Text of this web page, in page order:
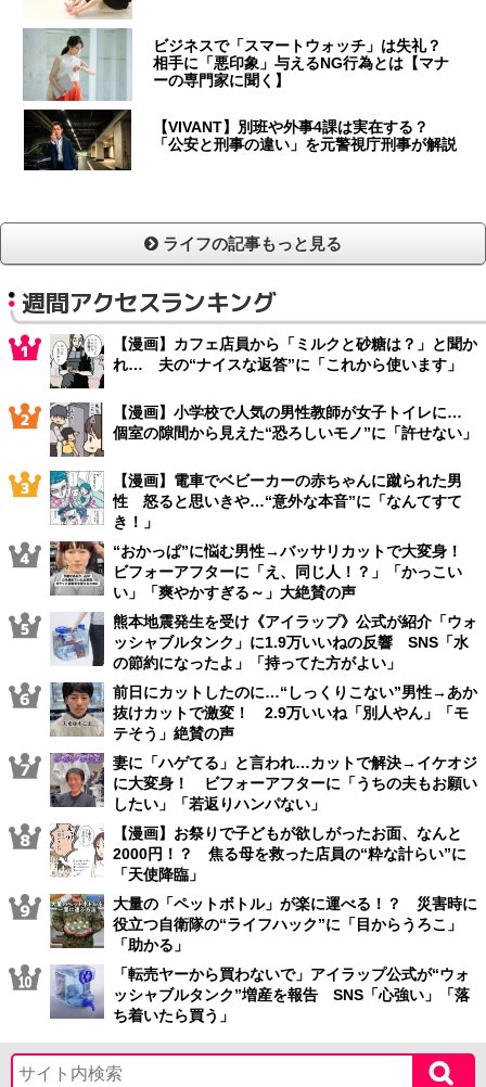
ビジネスで「スマートウォッチ」は失礼？
相手に「悪印象」与えるNG行為とは【マナ
ーの専門家に聞く】
【VIVANT】別班や外事4課は実在する？
「公安と刑事の違い」を元警視庁刑事が解説
ライフの記事もっと見る
週間アクセスランキング
【漫画】カフェ店員から「ミルクと砂糖は？」と聞か
れ… 夫の“ナイスな返答”に「これから使います」
【漫画】小学校で人気の男性教師が女子トイレに…
個室の隙間から見えた“恐ろしいモノ”に「許せない」
【漫画】電車でベビーカーの赤ちゃんに蹴られた男
性 怒ると思いきや…“意外な本音”に「なんてすて
き！」
“おかっぱ”に悩む男性→バッサリカットで大変身！
ビフォーアフターに「え、同じ人！？」「かっこい
い」「爽やかすぎる～」大絶賛の声
熊本地震発生を受け《アイラップ》公式が紹介「ウォ
ッシャブルタンク」に1.9万いいねの反響 SNS「水
の節約になったよ」「持ってた方がよい」
前日にカットしたのに…“しっくりこない”男性→あか
抜けカットで激変！ 2.9万いいね「別人やん」「モ
テそう」絶賛の声
妻に「ハゲてる」と言われ…カットで解決→イケオジ
に大変身！ ビフォーアフターに「うちの夫もお願い
したい」「若返りハンパない」
【漫画】お祭りで子どもが欲しがったお面、なんと
2000円！？ 焦る母を救った店員の“粋な計らい”に
「天使降臨」
大量の「ペットボトル」が楽に運べる！？ 災害時に
役立つ自衛隊の“ライフハック”に「目からうろこ」
「助かる」
「転売ヤーから買わないで」アイラップ公式が“ウォ
ッシャブルタンク”増産を報告 SNS「心強い」「落
ち着いたら買う」